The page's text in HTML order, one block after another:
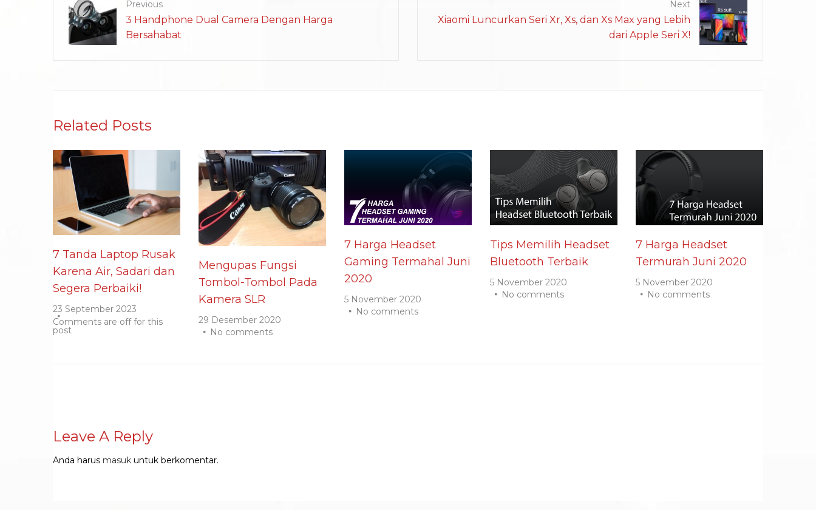
Previous
3 Handphone Dual Camera Dengan Harga
Bersahabat
Next
Xiaomi Luncurkan Seri Xr, Xs, dan Xs Max yang Lebih
dari Apple Seri X!
Related Posts
7 Tanda Laptop Rusak
Karena Air, Sadari dan
Segera Perbaiki!
23 September 2023
Comments are off for this
post
Mengupas Fungsi
Tombol-Tombol Pada
Kamera SLR
29 Desember 2020
No comments
7 Harga Headset
Gaming Termahal Juni
2020
5 November 2020
No comments
Tips Memilih Headset
Bluetooth Terbaik
5 November 2020
No comments
7 Harga Headset
Termurah Juni 2020
5 November 2020
No comments
Leave A Reply
Anda harus masuk untuk berkomentar.